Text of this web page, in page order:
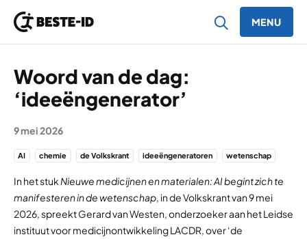
MENU
Woord van de dag:
‘ideeëngenerator’
9 mei 2026
AI chemie de Volkskrant ideeëngeneratoren wetenschap
In het stuk Nieuwe medicijnen en materialen: AI begint zich te
manifesteren in de wetenschap , in de Volkskrant van 9 mei
2026, spreekt Gerard van Westen, onderzoeker aan het Leidse
instituut voor medicijnontwikkeling LACDR, over ‘de